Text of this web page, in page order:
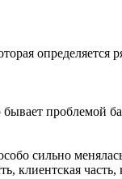
определяется
проблемой
сильно
клиентская часть,